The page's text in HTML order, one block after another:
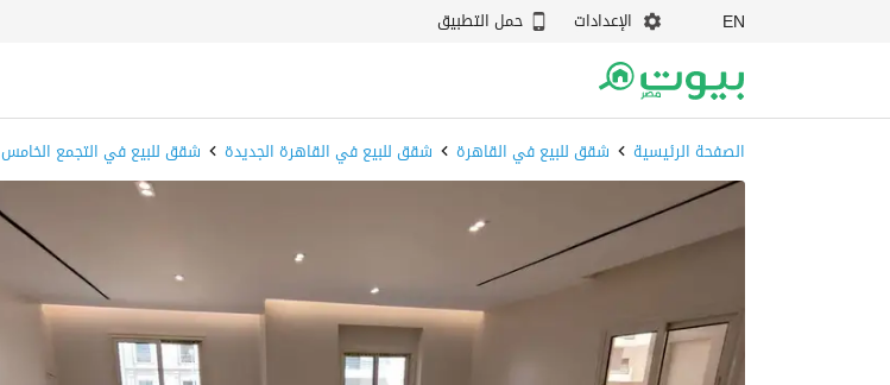
EN الإعدادات حمل التطبيق
الصفحة الرئيسية شقق للبيع في القاهرة شقق للبيع في القاهرة الجديدة شقق للبيع في التجمع الخامس